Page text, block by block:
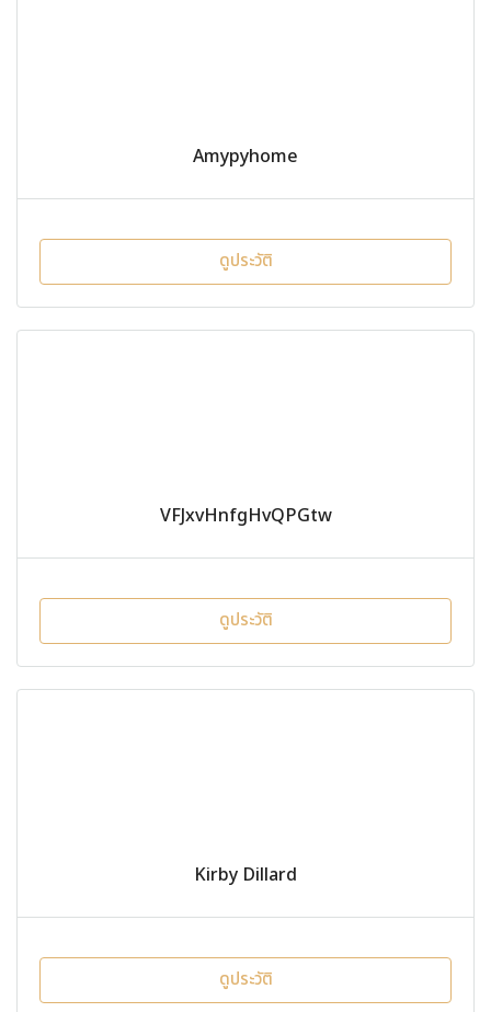
Amypyhome
ดูประวัติ
VFJxvHnfgHvQPGtw
ดูประวัติ
Kirby Dillard
ดูประวัติ